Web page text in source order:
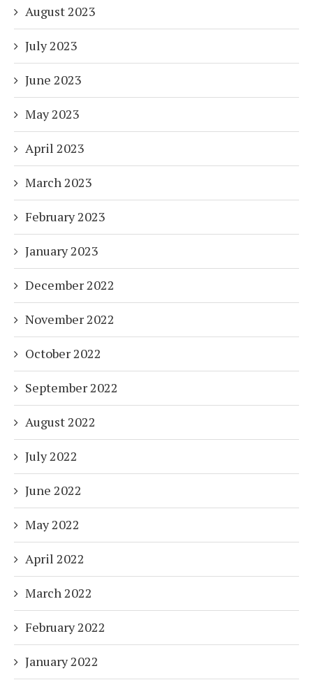
August 2023
July 2023
June 2023
May 2023
April 2023
March 2023
February 2023
January 2023
December 2022
November 2022
October 2022
September 2022
August 2022
July 2022
June 2022
May 2022
April 2022
March 2022
February 2022
January 2022